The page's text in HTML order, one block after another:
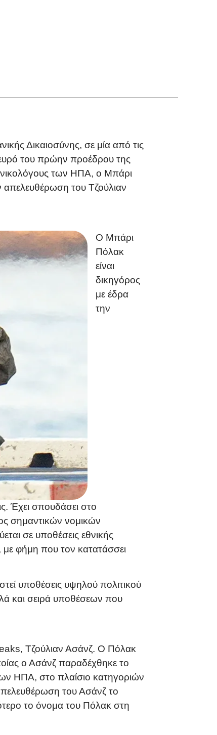
Δικαιοσύνης, σε μία από τις
του πρώην προέδρου της
των ΗΠΑ, ο Μπάρι
του Τζούλιαν
Ο Μπάρι
Πόλακ
είναι
δικηγόρος
με έδρα
την
Έχει σπουδάσει στο
σημαντικών νομικών
σε υποθέσεις εθνικής
φήμη που τον κατατάσσει
υποθέσεις υψηλού πολιτικού
και σειρά υποθέσεων που
Τζούλιαν Ασάνζ. Ο Πόλακ
ο Ασάνζ παραδέχθηκε το
ΗΠΑ, στο πλαίσιο κατηγοριών
του Ασάνζ το
το όνομα του Πόλακ στη